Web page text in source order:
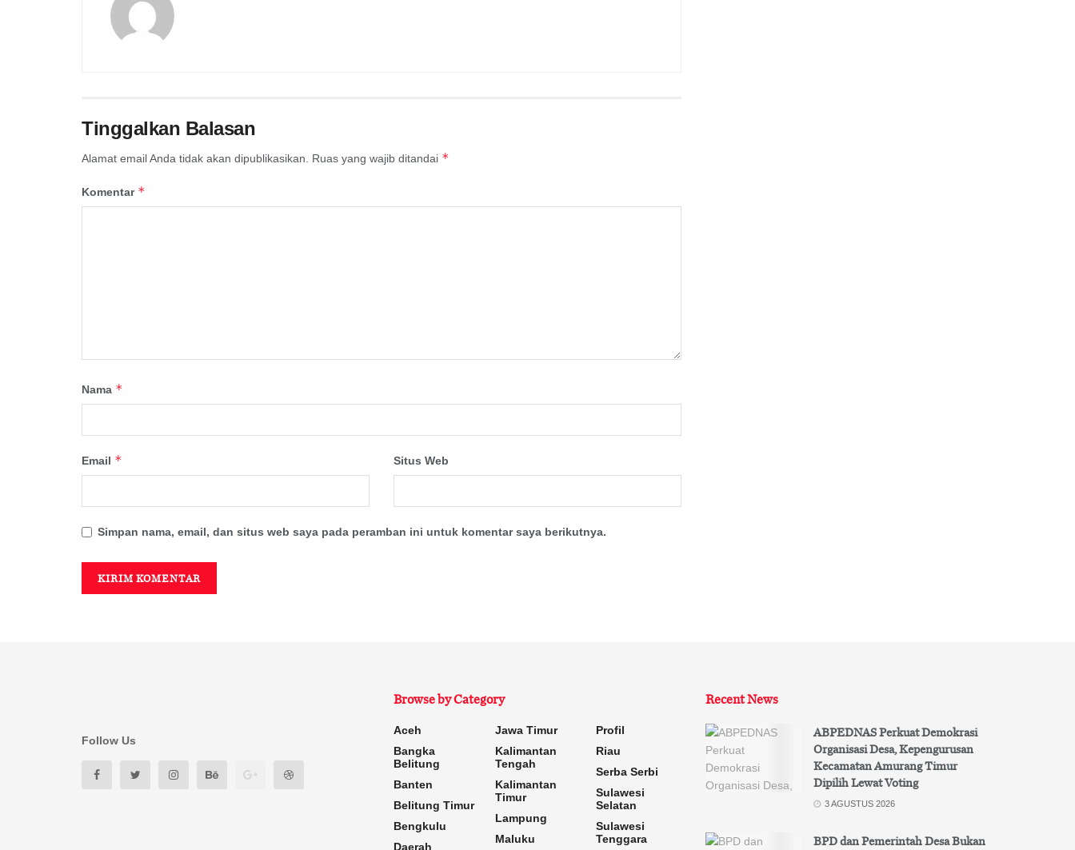
Tinggalkan Balasan
Alamat email Anda tidak akan dipublikasikan. Ruas yang wajib ditandai *
Komentar *
Nama *
Email * Situs Web
Simpan nama, email, dan situs web saya pada peramban ini untuk komentar saya berikutnya.
Follow Us
Browse by Category
Aceh
Bangka
Belitung
Banten
Belitung Timur
Bengkulu
Daerah
Jawa Timur
Kalimantan
Tengah
Kalimantan
Timur
Lampung
Maluku
Profil
Riau
Serba Serbi
Sulawesi
Selatan
Sulawesi
Tenggara
Recent News
ABPEDNAS Perkuat Demokrasi
Organisasi Desa, Kepengurusan
Kecamatan Amurang Timur
Dipilih Lewat Voting
3 AGUSTUS 2026
BPD dan Pemerintah Desa Bukan